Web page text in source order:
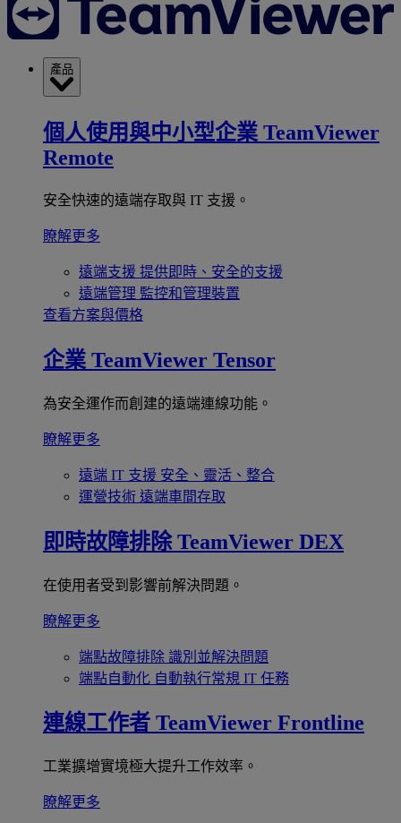
產品
個人使用與中小型企業 TeamViewer
Remote
安全快速的遠端存取與 IT 支援。
瞭解更多
遠端支援 提供即時、安全的支援
遠端管理 監控和管理裝置
查看方案與價格
企業 TeamViewer Tensor
為安全運作而創建的遠端連線功能。
瞭解更多
遠端 IT 支援 安全、靈活、整合
運營技術 遠端車間存取
即時故障排除 TeamViewer DEX
在使用者受到影響前解決問題。
瞭解更多
端點故障排除 識別並解決問題
端點自動化 自動執行常規 IT 任務
連線工作者 TeamViewer Frontline
工業擴增實境極大提升工作效率。
瞭解更多